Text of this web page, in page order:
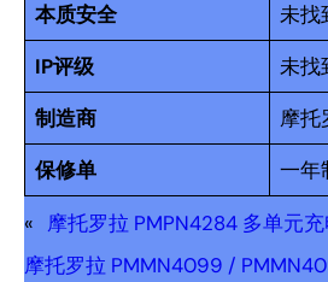
本质安全
未找
IP评级
未找
制造商
摩托
保修单
一年
« 摩托罗拉 PMPN4284 多单元
摩托罗拉 PMMN4099 /